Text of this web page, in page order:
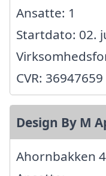
Ansatte: 1
Startdato: 02.
CVR: 36947659
Design By M
Ahornbakken